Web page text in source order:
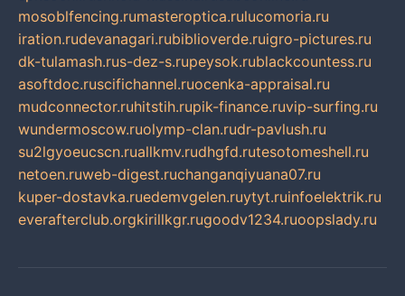
mosoblfencing.rumasteroptica.rulucomoria.ru
iration.rudevanagari.rubiblioverde.ruigro-pictures.ru
dk-tulamash.rus-dez-s.rupeysok.rublackcountess.ru
asoftdoc.ruscifichannel.ruocenka-appraisal.ru
mudconnector.ruhitstih.rupik-finance.ruvip-surfing.ru
wundermoscow.ruolymp-clan.rudr-pavlush.ru
su2lgyoeucscn.ruallkmv.rudhgfd.rutesotomeshell.ru
netoen.ruweb-digest.ruchanganqiyuana07.ru
kuper-dostavka.ruedemvgelen.ruytyt.ruinfoelektrik.ru
everafterclub.orgkirillkgr.rugoodv1234.ruoopslady.ru